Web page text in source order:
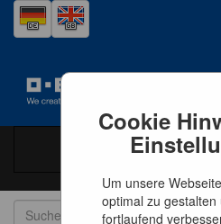
Cookie
Um unsere
optimal zu gestalten
fortlaufend